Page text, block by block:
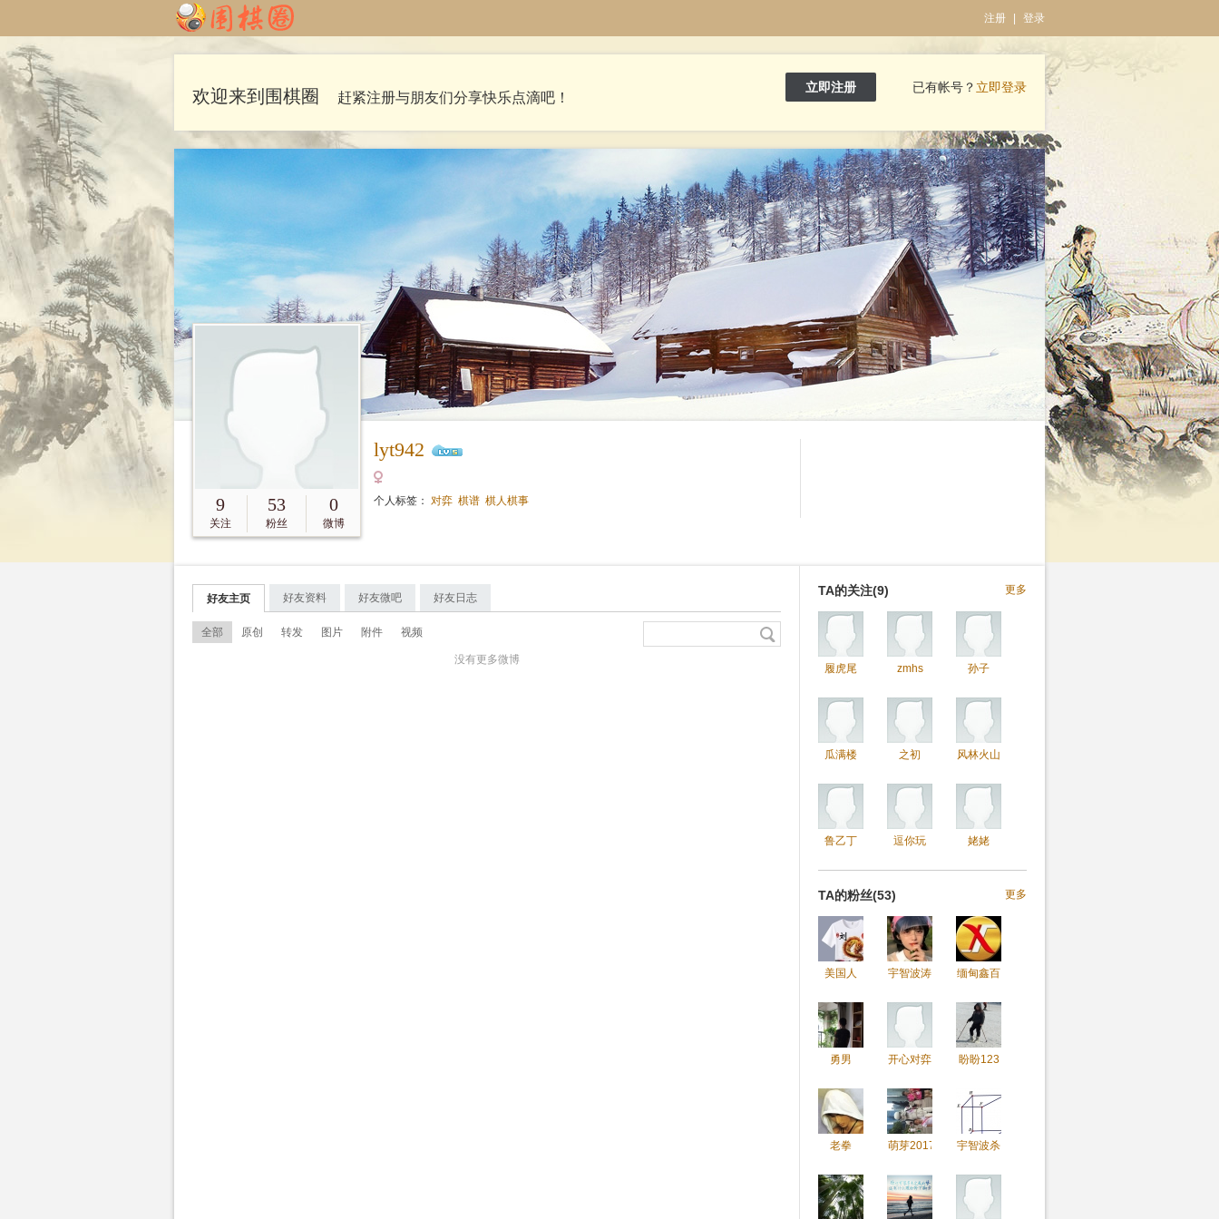
注册 登录
立即注册 已有帐号？ 立即登录
欢迎来到围棋圈 赶紧注册与朋友们分享快乐点滴吧！
9
关注
53
粉丝
0
微博
lyt942
个人标签： 对弈 棋谱 棋人棋事
更多
TA的关注(9)
履虎尾 zmhs 孙子
瓜满楼 之初 风林火山
鲁乙丁 逗你玩 姥姥
更多
TA的粉丝(53)
美国人 宇智波涛 缅甸鑫百
勇男 开心对弈 盼盼123
老拳 萌芽2017 宇智波杀
好友主页 好友资料 好友微吧 好友日志
全部 原创 转发 图片 附件 视频
没有更多微博